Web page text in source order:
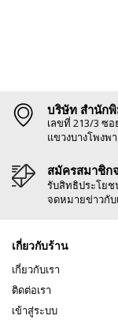
บริษัท สำนักพิ
เลขที่ 213/3 ซ
แขวงบางโพงพ
สมัครสมาชิก
รับสิทธิประโย
จดหมายข่าวกับ
เกี่ยวกับร้าน
เกี่ยวกับเรา
ติดต่อเรา
เข้าสู่ระบบ